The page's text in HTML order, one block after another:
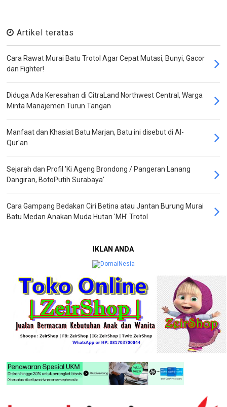
Artikel teratas
Cara Rawat Murai Batu Trotol Agar Cepat Mutasi, Bunyi, Gacor
dan Fighter!
Diduga Ada Keresahan di CitraLand Northwest Central, Warga
Minta Manajemen Turun Tangan
Manfaat dan Khasiat Batu Marjan, Batu ini disebut di Al-
Qur'an
Sejarah dan Profil 'Ki Ageng Brondong / Pangeran Lanang
Dangiran, BotoPutih Surabaya'
Cara Gampang Bedakan Ciri Betina atau Jantan Burung Murai
Batu Medan Anakan Muda Hutan 'MH' Trotol
IKLAN ANDA